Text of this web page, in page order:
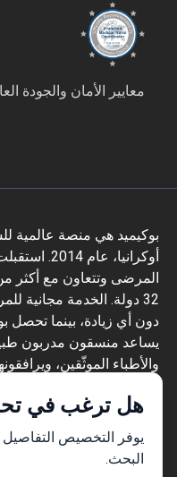
هل ترغب في
يوفر التخصيص
البحث.
معايير الأمان والجودة
بوكيميد هي منصة عالمية
32 دولة. الخدمة مجانية
دون أي زيادة، بينما تحصل
يساعد منسقون مدربون
Trustpilot و4.4 على Google Reviews.
المعلومات المقدمة على
للعمل ولا ينبغي تفسيرها